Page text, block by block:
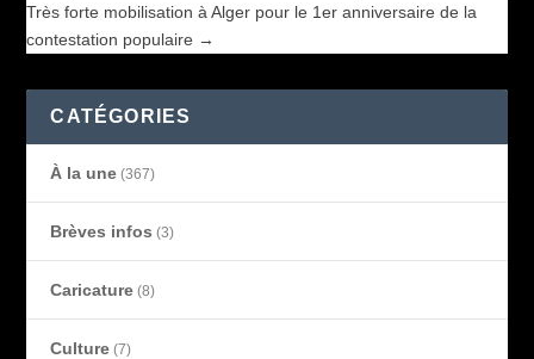
Très forte mobilisation à Alger pour le 1er anniversaire de la
contestation populaire →
CATÉGORIES
À la une (367)
Brèves infos (3)
Caricature (8)
Culture (7)